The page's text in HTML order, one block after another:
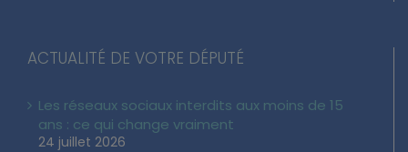
ACTUALITÉ DE VOTRE DÉPUTÉ
Les réseaux sociaux interdits aux moins de 15
ans : ce qui change vraiment
24 juillet 2026